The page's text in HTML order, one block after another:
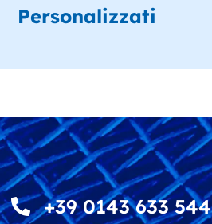
Personalizzati
+39 0143 633 544